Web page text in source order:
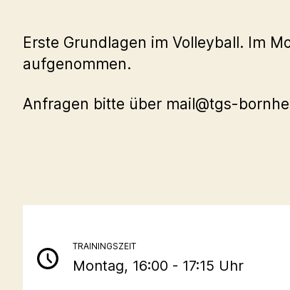
Erste Grundlagen im Volleyball. Im
aufgenommen.
Anfragen bitte über mail@tgs-
TRAININGSZEIT
Montag, 16:00 - 17:15 Uhr